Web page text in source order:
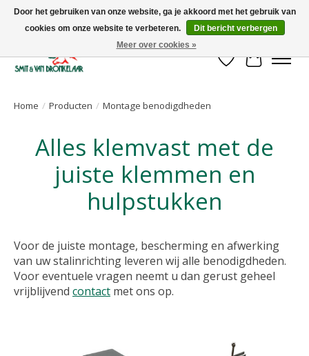
Uw leverancier voor stalinrichtingen en het opruwen van betonvloeren!
Verlanglijst
Home / Producten / Montage benodigdheden
Alles klemvast met de
juiste klemmen en
hulpstukken
Voor de juiste montage, bescherming en afwerking
van uw stalinrichting leveren wij alle benodigdheden.
Voor eventuele vragen neemt u dan gerust geheel
vrijblijvend contact met ons op.
Door het gebruiken van onze website, ga je akkoord met het gebruik van
cookies om onze website te verbeteren.
Dit bericht verbergen
Meer over cookies »